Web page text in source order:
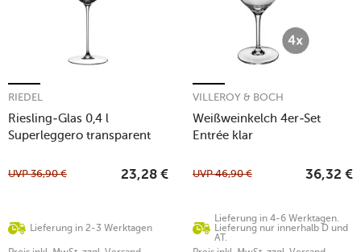
Riesling-Glas 0,4 l
Superleggero transparent
RIEDEL
Lieferung in 2-3 Werktagen
UVP36,90 € 23,28 €
Weißweinkelch 4er-Set
Entrée klar
VILLEROY & BOCH
Lieferung in 4-6 Werktagen.
Lieferung nur innerhalb D und
AT.
UVP46,90 € 36,32 €